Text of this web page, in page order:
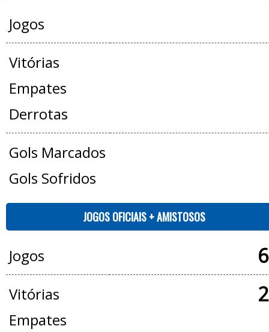
Jogos
Vitórias
Empates
Derrotas
Gols Marcados
Gols Sofridos
JOGOS OFICIAIS + AMISTOSOS
Jogos
Vitórias
Empates